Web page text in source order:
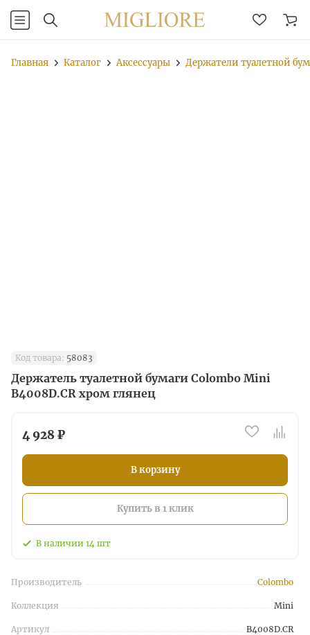
Главная Каталог Аксессуары Держатели туалетной
Код товара: 58083
Держатель туалетной бумаги Colombo Mini
B4008D.CR хром глянец
4 928 ₽
В корзину
Купить в 1 клик
В наличии 14 шт
Производитель Colombo
Коллекция Mini
Артикул B4008D.CR